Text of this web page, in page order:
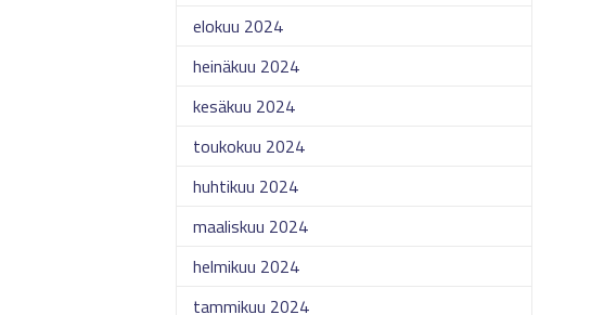
elokuu 2024
heinäkuu 2024
kesäkuu 2024
toukokuu 2024
huhtikuu 2024
maaliskuu 2024
helmikuu 2024
tammikuu 2024